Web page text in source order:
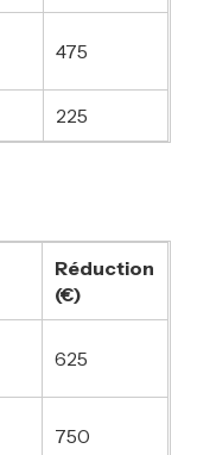
475
225
Réduction
(€)
625
750